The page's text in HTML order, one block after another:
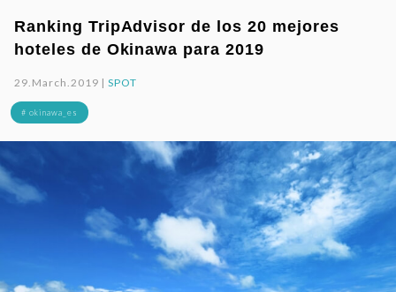
Ranking TripAdvisor de los 20 mejores
hoteles de Okinawa para 2019
29.March.2019 |SPOT
# okinawa_es